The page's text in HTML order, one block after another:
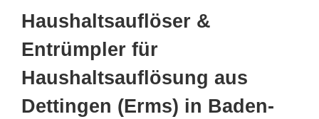
Haushaltsauflöser &
Entrümpler für
Haushaltsauflösung aus
Dettingen (Erms) in Baden-